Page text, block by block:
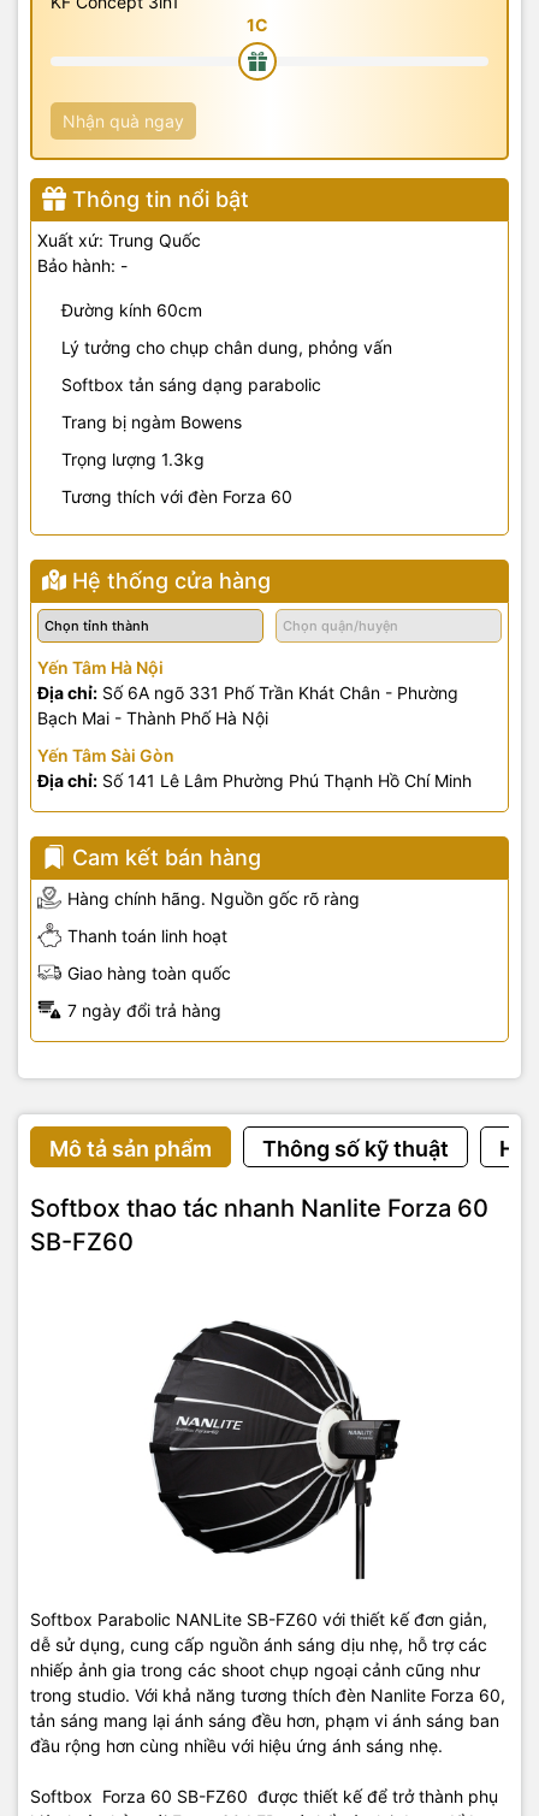
Nhận quà ngay
Thông tin nổi bật
Xuất xứ: Trung Quốc
Bảo hành: -
Đường kính 60cm
Lý tưởng cho chụp chân dung, phỏng vấn
Softbox tản sáng dạng parabolic
Trang bị ngàm Bowens
Trọng lượng 1.3kg
Tương thích với đèn Forza 60
Hệ thống cửa hàng
Yến Tâm Hà Nội
Địa chỉ: Số 6A ngõ 331 Phố Trần Khát Chân - Phường
Bạch Mai - Thành Phố Hà Nội
Yến Tâm Sài Gòn
Địa chỉ: Số 141 Lê Lâm Phường Phú Thạnh Hồ Chí Minh
Cam kết bán hàng
Hàng chính hãng. Nguồn gốc rõ ràng
Thanh toán linh hoạt
Giao hàng toàn quốc
7 ngày đổi trả hàng
Mô tả sản phẩm Thông số kỹ thuật
Softbox thao tác nhanh Nanlite Forza 60
SB-FZ60
Softbox Parabolic NANLite SB-FZ60 với thiết kế đơn giản,
dễ sử dụng, cung cấp nguồn ánh sáng dịu nhẹ, hỗ trợ các
nhiếp ảnh gia trong các shoot chụp ngoại cảnh cũng như
trong studio. Với khả năng tương thích đèn Nanlite Forza 60,
tản sáng mang lại ánh sáng đều hơn, phạm vi ánh sáng ban
đầu rộng hơn cùng nhiều với hiệu ứng ánh sáng nhẹ.
Softbox Forza 60 SB-FZ60 được thiết kế để trở thành phụ